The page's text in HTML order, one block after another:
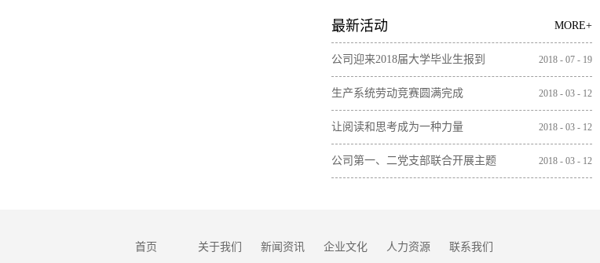
最新活动 MORE+
公司迎来2018届大学毕业生报到 2018 - 07 - 19
生产系统劳动竞赛圆满完成 2018 - 03 - 12
让阅读和思考成为一种力量 2018 - 03 - 12
公司第一、二党支部联合开展主题 2018 - 03 - 12
首页 关于我们 新闻资讯 企业文化 人力资源 联系我们